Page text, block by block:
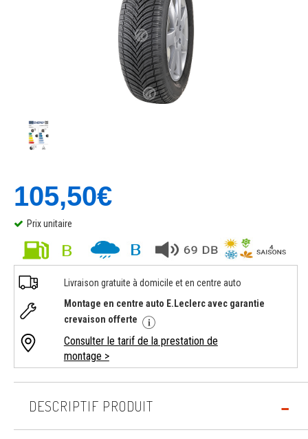
105,50€
Prix unitaire
Livraison gratuite à domicile et en centre auto
Montage en centre auto E.Leclerc avec garantie
crevaison offerte
Consulter le tarif de la prestation de
montage >
DESCRIPTIF PRODUIT